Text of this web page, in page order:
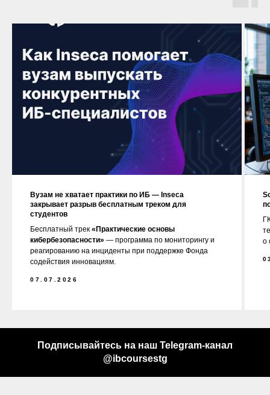
Вузам не хватает практики по ИБ — Inseca
закрывает разрыв бесплатным треком для
студентов
Бесплатный трек «Практические основы
кибербезопасности» — программа по мониторингу и
реагированию на инциденты при поддержке Фонда
содействия инновациям.
07.07.2026
о
Подписывайтесь на наш Telegram-канал
@ibcoursestg